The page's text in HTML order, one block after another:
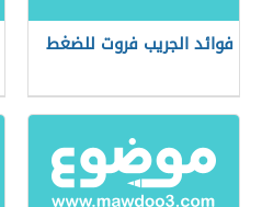
فوائد الجريب فروت للضغط